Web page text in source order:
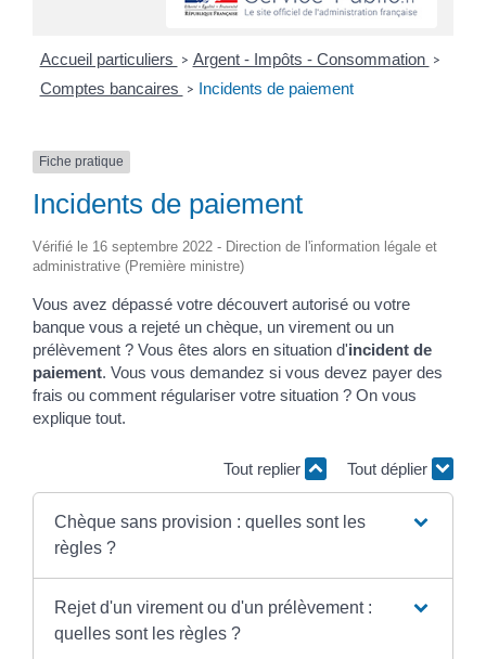
Accueil particuliers > Argent - Impôts - Consommation >
Comptes bancaires > Incidents de paiement
Fiche pratique
Incidents de paiement
Vérifié le 16 septembre 2022 - Direction de l'information légale et
administrative (Première ministre)
Vous avez dépassé votre découvert autorisé ou votre
banque vous a rejeté un chèque, un virement ou un
prélèvement ? Vous êtes alors en situation d'incident de
paiement. Vous vous demandez si vous devez payer des
frais ou comment régulariser votre situation ? On vous
explique tout.
Tout replier Tout déplier
Chèque sans provision : quelles sont les
règles ?
Rejet d'un virement ou d'un prélèvement :
quelles sont les règles ?